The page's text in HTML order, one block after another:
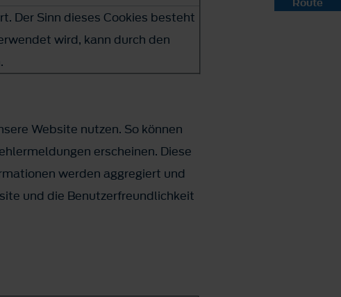
Der Sinn dieses Cookies besteht
wird, kann durch den
Website nutzen. So können
erscheinen. Diese
werden aggregiert und
und die Benutzerfreundlichkeit
Route